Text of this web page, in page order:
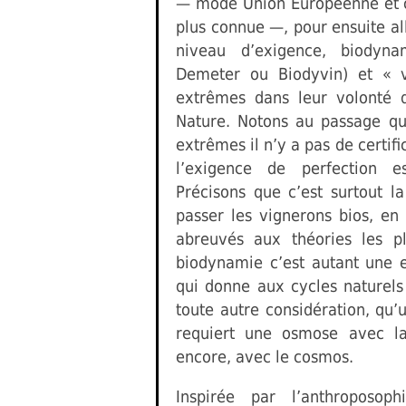
plus connue —, pour ensuite
niveau d’exigence,
Demeter ou Biodyvin) et «
extrêmes dans leur volonté
Nature. Notons au passage
extrêmes il n’y a pas de
l’exigence de perfection
Précisons que c’est surtout
passer les vignerons bios,
abreuvés aux théories les
biodynamie c’est autant une
qui donne aux cycles
toute autre considération,
requiert une osmose avec
encore, avec le cosmos.
Inspirée par